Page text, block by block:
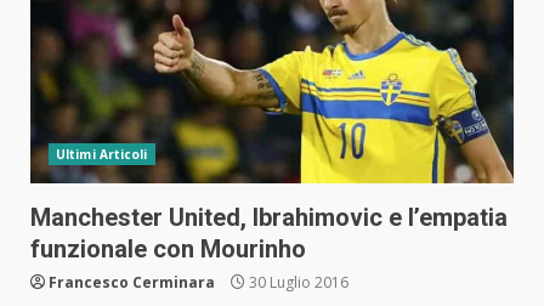
Ultimi Articoli
Manchester United, Ibrahimovic e l’empatia
funzionale con Mourinho
Francesco Cerminara 30 Luglio 2016